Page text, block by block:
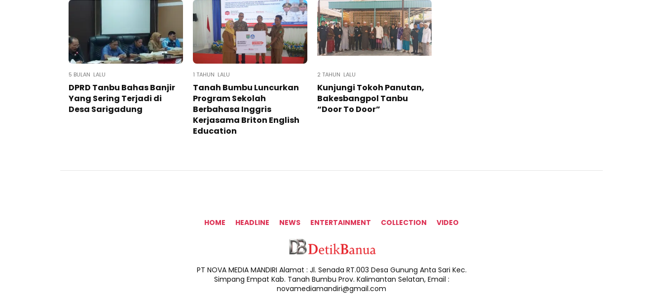
5 BULAN LALU
DPRD Tanbu Bahas Banjir
Yang Sering Terjadi di
Desa Sarigadung
1 TAHUN LALU
Tanah Bumbu Luncurkan
Program Sekolah
Berbahasa Inggris
Kerjasama Briton English
Education
2 TAHUN LALU
Kunjungi Tokoh Panutan,
Bakesbangpol Tanbu
“Door To Door”
HOME HEADLINE NEWS ENTERTAINMENT COLLECTION VIDEO
PT NOVA MEDIA MANDIRI Alamat : Jl. Senada RT.003 Desa Gunung Anta Sari Kec.
Simpang Empat Kab. Tanah Bumbu Prov. Kalimantan Selatan, Email :
novamediamandiri@gmail.com